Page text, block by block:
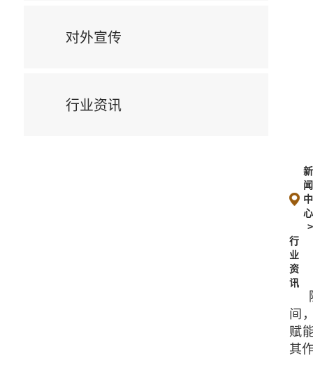
对外宣传
行业资讯
新
闻
中
心
>
行
业
资
讯
间
赋
其